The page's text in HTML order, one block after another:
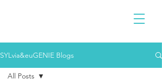
SYLvia&euGENIE Blogs
All Posts